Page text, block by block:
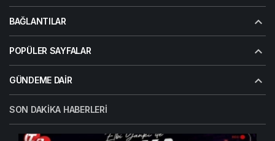
BAĞLANTILAR
POPÜLER SAYFALAR
GÜNDEME DAIR
SON DAKIKA HABERLERI